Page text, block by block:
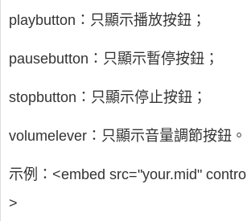
playbutton：只顯示播放按鈕；
pausebutton：只顯示暫停按鈕；
stopbutton：只顯示停止按鈕；
volumelever：只顯示音量調節按鈕。
示例：<embed src="your.mid"
>